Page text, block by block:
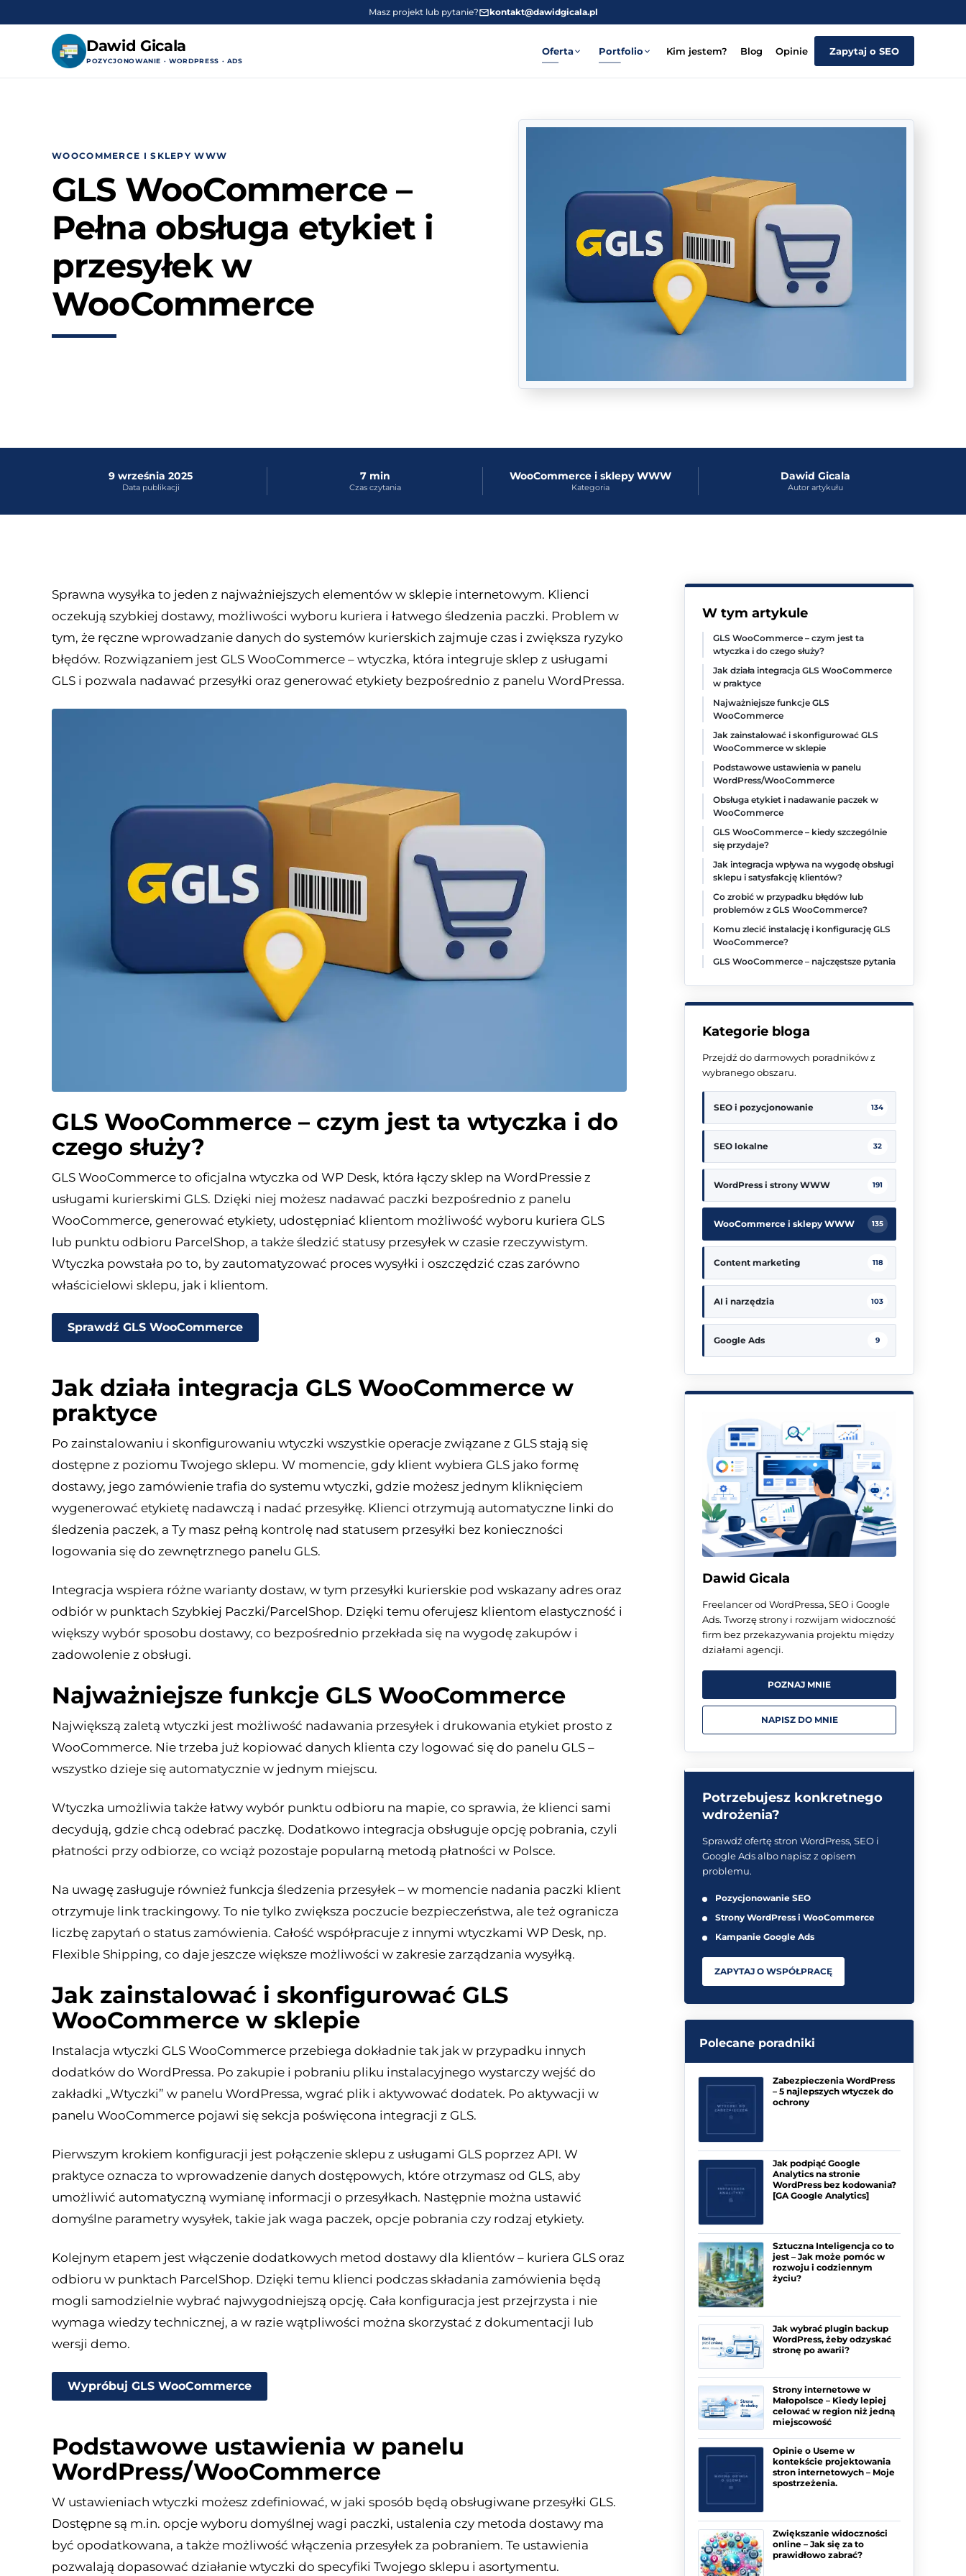
Masz projekt lub pytanie? kontakt@dawidgicala.pl
Dawid Gicala
POZYCJONOWANIE · WORDPRESS · ADS
Oferta Portfolio Kim jestem? Blog Opinie Zapytaj o SEO
WOOCOMMERCE I SKLEPY WWW
GLS WooCommerce –
Pełna obsługa etykiet i
przesyłek w
WooCommerce
9 września 2025
Data publikacji
7 min
Czas czytania
WooCommerce i sklepy WWW
Kategoria
Dawid Gicala
Autor artykułu
Sprawna wysyłka to jeden z najważniejszych elementów w sklepie internetowym. Klienci
oczekują szybkiej dostawy, możliwości wyboru kuriera i łatwego śledzenia paczki. Problem w
tym, że ręczne wprowadzanie danych do systemów kurierskich zajmuje czas i zwiększa ryzyko
błędów. Rozwiązaniem jest GLS WooCommerce – wtyczka, która integruje sklep z usługami
GLS i pozwala nadawać przesyłki oraz generować etykiety bezpośrednio z panelu WordPressa.
GLS WooCommerce – czym jest ta wtyczka i do
czego służy?
GLS WooCommerce to oficjalna wtyczka od WP Desk, która łączy sklep na WordPressie z
usługami kurierskimi GLS. Dzięki niej możesz nadawać paczki bezpośrednio z panelu
WooCommerce, generować etykiety, udostępniać klientom możliwość wyboru kuriera GLS
lub punktu odbioru ParcelShop, a także śledzić statusy przesyłek w czasie rzeczywistym.
Wtyczka powstała po to, by zautomatyzować proces wysyłki i oszczędzić czas zarówno
właścicielowi sklepu, jak i klientom.
Sprawdź GLS WooCommerce
Jak działa integracja GLS WooCommerce w
praktyce
Po zainstalowaniu i skonfigurowaniu wtyczki wszystkie operacje związane z GLS stają się
dostępne z poziomu Twojego sklepu. W momencie, gdy klient wybiera GLS jako formę
dostawy, jego zamówienie trafia do systemu wtyczki, gdzie możesz jednym kliknięciem
wygenerować etykietę nadawczą i nadać przesyłkę. Klienci otrzymują automatyczne linki do
śledzenia paczek, a Ty masz pełną kontrolę nad statusem przesyłki bez konieczności
logowania się do zewnętrznego panelu GLS.
Integracja wspiera różne warianty dostaw, w tym przesyłki kurierskie pod wskazany adres oraz
odbiór w punktach Szybkiej Paczki/ParcelShop. Dzięki temu oferujesz klientom elastyczność i
większy wybór sposobu dostawy, co bezpośrednio przekłada się na wygodę zakupów i
zadowolenie z obsługi.
Najważniejsze funkcje GLS WooCommerce
Największą zaletą wtyczki jest możliwość nadawania przesyłek i drukowania etykiet prosto z
WooCommerce. Nie trzeba już kopiować danych klienta czy logować się do panelu GLS –
wszystko dzieje się automatycznie w jednym miejscu.
Wtyczka umożliwia także łatwy wybór punktu odbioru na mapie, co sprawia, że klienci sami
decydują, gdzie chcą odebrać paczkę. Dodatkowo integracja obsługuje opcję pobrania, czyli
płatności przy odbiorze, co wciąż pozostaje popularną metodą płatności w Polsce.
Na uwagę zasługuje również funkcja śledzenia przesyłek – w momencie nadania paczki klient
otrzymuje link trackingowy. To nie tylko zwiększa poczucie bezpieczeństwa, ale też ogranicza
liczbę zapytań o status zamówienia. Całość współpracuje z innymi wtyczkami WP Desk, np.
Flexible Shipping, co daje jeszcze większe możliwości w zakresie zarządzania wysyłką.
Jak zainstalować i skonfigurować GLS
WooCommerce w sklepie
Instalacja wtyczki GLS WooCommerce przebiega dokładnie tak jak w przypadku innych
dodatków do WordPressa. Po zakupie i pobraniu pliku instalacyjnego wystarczy wejść do
zakładki „Wtyczki” w panelu WordPressa, wgrać plik i aktywować dodatek. Po aktywacji w
panelu WooCommerce pojawi się sekcja poświęcona integracji z GLS.
Pierwszym krokiem konfiguracji jest połączenie sklepu z usługami GLS poprzez API. W
praktyce oznacza to wprowadzenie danych dostępowych, które otrzymasz od GLS, aby
umożliwić automatyczną wymianę informacji o przesyłkach. Następnie można ustawić
domyślne parametry wysyłek, takie jak waga paczek, opcje pobrania czy rodzaj etykiety.
Kolejnym etapem jest włączenie dodatkowych metod dostawy dla klientów – kuriera GLS oraz
odbioru w punktach ParcelShop. Dzięki temu klienci podczas składania zamówienia będą
mogli samodzielnie wybrać najwygodniejszą opcję. Cała konfiguracja jest przejrzysta i nie
wymaga wiedzy technicznej, a w razie wątpliwości można skorzystać z dokumentacji lub
wersji demo.
Wypróbuj GLS WooCommerce
Podstawowe ustawienia w panelu
WordPress/WooCommerce
W ustawieniach wtyczki możesz zdefiniować, w jaki sposób będą obsługiwane przesyłki GLS.
Dostępne są m.in. opcje wyboru domyślnej wagi paczki, ustalenia czy metoda dostawy ma
być opodatkowana, a także możliwość włączenia przesyłek za pobraniem. Te ustawienia
pozwalają dopasować działanie wtyczki do specyfiki Twojego sklepu i asortymentu.
W tym artykule
GLS WooCommerce – czym jest ta
wtyczka i do czego służy?
Jak działa integracja GLS WooCommerce
w praktyce
Najważniejsze funkcje GLS
WooCommerce
Jak zainstalować i skonfigurować GLS
WooCommerce w sklepie
Podstawowe ustawienia w panelu
WordPress/WooCommerce
Obsługa etykiet i nadawanie paczek w
WooCommerce
GLS WooCommerce – kiedy szczególnie
się przydaje?
Jak integracja wpływa na wygodę obsługi
sklepu i satysfakcję klientów?
Co zrobić w przypadku błędów lub
problemów z GLS WooCommerce?
Komu zlecić instalację i konfigurację GLS
WooCommerce?
GLS WooCommerce – najczęstsze pytania
Kategorie bloga
Przejdź do darmowych poradników z
wybranego obszaru.
SEO i pozycjonowanie 134
SEO lokalne 32
WordPress i strony WWW 191
WooCommerce i sklepy WWW 135
Content marketing 118
AI i narzędzia 103
Google Ads 9
Dawid Gicala
Freelancer od WordPressa, SEO i Google
Ads. Tworzę strony i rozwijam widoczność
firm bez przekazywania projektu między
działami agencji.
POZNAJ MNIE
NAPISZ DO MNIE
Potrzebujesz konkretnego
wdrożenia?
Sprawdź ofertę stron WordPress, SEO i
Google Ads albo napisz z opisem
problemu.
Pozycjonowanie SEO
Strony WordPress i WooCommerce
Kampanie Google Ads
ZAPYTAJ O WSPÓŁPRACĘ
Polecane poradniki
Zabezpieczenia WordPress
– 5 najlepszych wtyczek do
ochrony
Jak podpiąć Google
Analytics na stronie
WordPress bez kodowania?
[GA Google Analytics]
Sztuczna Inteligencja co to
jest – Jak może pomóc w
rozwoju i codziennym
życiu?
Jak wybrać plugin backup
WordPress, żeby odzyskać
stronę po awarii?
Strony internetowe w
Małopolsce – Kiedy lepiej
celować w region niż jedną
miejscowość
Opinie o Useme w
kontekście projektowania
stron internetowych – Moje
spostrzeżenia.
Zwiększanie widoczności
online – Jak się za to
prawidłowo zabrać?